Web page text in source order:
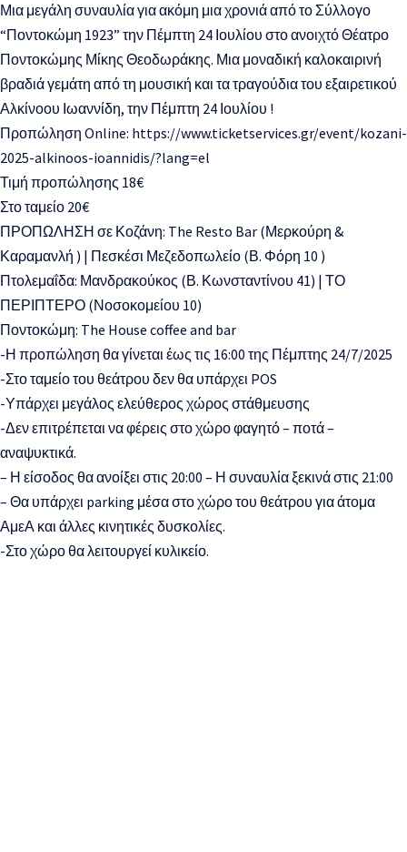
Μια μεγάλη συναυλία για ακόμη μια χρονιά από το Σύλλογο
“Ποντοκώμη 1923” την Πέμπτη 24 Ιουλίου στο ανοιχτό Θέατρο
Ποντοκώμης Μίκης Θεοδωράκης. Μια μοναδική καλοκαιρινή
βραδιά γεμάτη από τη μουσική και τα τραγούδια του εξαιρετικού
Αλκίνοου Ιωαννίδη, την Πέμπτη 24 Ιουλίου !
Προπώληση Online: https://www.ticketservices.gr/event/kozani-
2025-alkinoos-ioannidis/?lang=el
Τιμή προπώλησης 18€
Στο ταμείο 20€
ΠΡΟΠΩΛΗΣΗ σε Κοζάνη: The Resto Bar (Μερκούρη &
Καραμανλή ) | Πεσκέσι Μεζεδοπωλείο (Β. Φόρη 10 )
Πτολεμαΐδα: Μανδρακούκος (Β. Κωνσταντίνου 41) | ΤΟ
ΠΕΡΙΠΤΕΡΟ (Νοσοκομείου 10)
Ποντοκώμη: The House coffee and bar
-Η προπώληση θα γίνεται έως τις 16:00 της Πέμπτης 24/7/2025
-Στο ταμείο του θεάτρου δεν θα υπάρχει POS
-Υπάρχει μεγάλος ελεύθερος χώρος στάθμευσης
-Δεν επιτρέπεται να φέρεις στο χώρο φαγητό – ποτά –
αναψυκτικά.
– Η είσοδος θα ανοίξει στις 20:00 – Η συναυλία ξεκινά στις 21:00
– Θα υπάρχει parking μέσα στο χώρο του θεάτρου για άτομα
ΑμεΑ και άλλες κινητικές δυσκολίες.
-Στο χώρο θα λειτουργεί κυλικείο.